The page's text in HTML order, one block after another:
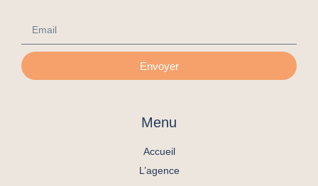
Envoyer
Menu
Accueil
L’agence